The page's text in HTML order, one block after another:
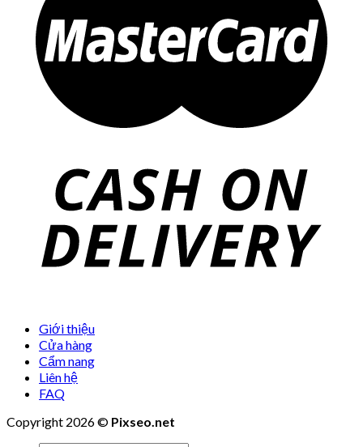
Giới thiệu
Cửa hàng
Cẩm nang
Liên hệ
FAQ
Copyright 2026 © Pixseo.net